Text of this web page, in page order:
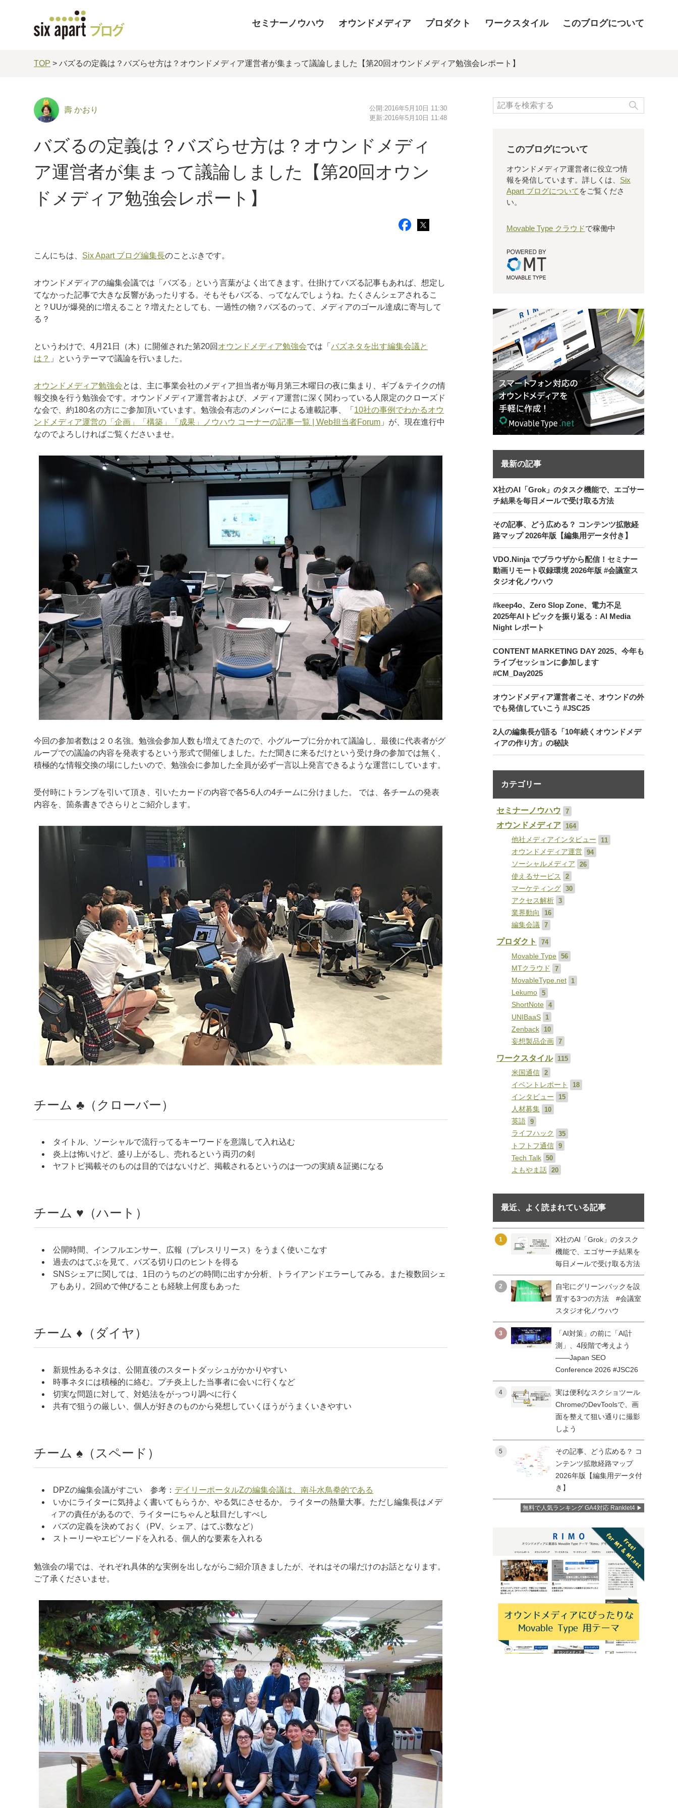
セミナーノウハウ オウンドメディア プロダクト ワークスタイル このブログについて
TOP > バズるの定義は？バズらせ方は？オウンドメディア運営者が集まって議論しました【第20回オウンドメディア勉強会レポート】
壽 かおり 公開:2016年5月10日 11:30
更新:2016年5月10日 11:48
バズるの定義は？バズらせ方は？オウンドメディ
ア運営者が集まって議論しました【第20回オウン
ドメディア勉強会レポート】
こんにちは、 Six Apart ブログ編集長のことぶきです。
オウンドメディアの編集会議では「バズる」という言葉がよく出てきます。仕掛けてバズる記事もあれば、想定し
てなかった記事で大きな反響があったりする。そもそもバズる、ってなんでしょうね。たくさんシェアされるこ
と？UUが爆発的に増えること？増えたとしても、一過性の物？バズるのって、メディアのゴール達成に寄与して
る？
というわけで、4月21日（木）に開催された第20回 オウンドメディア勉強会では「バズネタを出す編集会議と
は？ 」というテーマで議論を行いました。
オウンドメディア勉強会とは、主に事業会社のメディア担当者が毎月第三木曜日の夜に集まり、ギブ＆テイクの情
報交換を行う勉強会です。オウンドメディア運営者および、メディア運営に深く関わっている人限定のクローズド
な会で、約180名の方にご参加頂いています。勉強会有志のメンバーによる連載記事、「 10社の事例でわかるオウ
ンドメディア運営の「企画」「構築」「成果」ノウハウ コーナーの記事一覧 | Web担当者Forum 」が、現在進行中
なのでよろしければご覧くださいませ。
今回の参加者数は２０名強。勉強会参加人数も増えてきたので、小グループに分かれて議論し、最後に代表者がグ
ループでの議論の内容を発表するという形式で開催しました。ただ聞きに来るだけという受け身の参加では無く、
積極的な情報交換の場にしたいので、勉強会に参加した全員が必ず一言以上発言できるような運営にしています。
受付時にトランプを引いて頂き、引いたカードの内容で各5-6人の4チームに分けました。 では、各チームの発表
内容を、箇条書きでさらりとご紹介します。
チーム ♣（クローバー）
タイトル、ソーシャルで流行ってるキーワードを意識して入れ込む
炎上は怖いけど、盛り上がるし、売れるという両刃の剣
ヤフトピ掲載そのものは目的ではないけど、掲載されるというのは一つの実績＆証拠になる
チーム ♥（ハート）
公開時間、インフルエンサー、広報（プレスリリース）をうまく使いこなす
過去のはてぶを見て、バズる切り口のヒントを得る
SNSシェアに関しては、1日のうちのどの時間に出すか分析、トライアンドエラーしてみる。また複数回シェ
アもあり。2回めで伸びることも経験上何度もあった
チーム ♦（ダイヤ）
新規性あるネタは、公開直後のスタートダッシュがかかりやすい
時事ネタには積極的に絡む。プチ炎上した当事者に会いに行くなど
切実な問題に対して、対処法をがっつり調べに行く
共有で狙うの厳しい、個人が好きのものから発想していくほうがうまくいきやすい
チーム ♠（スペード）
DPZの編集会議がすごい 参考： デイリーポータルZの編集会議は、南斗水鳥拳的である
いかにライターに気持よく書いてもらうか、やる気にさせるか。 ライターの熱量大事。ただし編集長はメデ
ィアの責任があるので、ライターにちゃんと駄目だしすべし
バズの定義を決めておく（PV、シェア、はてぶ数など）
ストーリーやエピソードを入れる、個人的な要素を入れる
勉強会の場では、それぞれ具体的な実例を出しながらご紹介頂きましたが、それはその場だけのお話となります。
ご了承くださいませ。
このブログについて
オウンドメディア運営者に役立つ情
報を発信しています。詳しくは、 Six
Apart ブログについて をご覧くださ
い。
Movable Type クラウドで稼働中
最新の記事
X社のAI「Grok」のタスク機能で、エゴサー
チ結果を毎日メールで受け取る方法
その記事、どう広める？ コンテンツ拡散経
路マップ 2026年版【編集用データ付き】
VDO.Ninja でブラウザから配信！セミナー
動画リモート収録環境 2026年版 #会議室ス
タジオ化ノウハウ
#keep4o、Zero Slop Zone、電力不足
2025年AIトピックを振り返る：AI Media
Night レポート
CONTENT MARKETING DAY 2025、今年も
ライブセッションに参加します
#CM_Day2025
オウンドメディア運営者こそ、オウンドの外
でも発信していこう #JSC25
2人の編集長が語る「10年続くオウンドメデ
ィアの作り方」の秘訣
カテゴリー
セミナーノウハウ 7
オウンドメディア
164
他社メディアインタビュー
11
オウンドメディア運営
94
ソーシャルメディア
26
使えるサービス
2
マーケティング
30
アクセス解析
3
業界動向
16
編集会議
7
プロダクト
74
Movable Type
56
MTクラウド
7
MovableType.net
1
Lekumo
5
ShortNote
4
UNIBaaS
1
Zenback
10
妄想製品企画
7
ワークスタイル
115
米国通信
2
イベントレポート
18
インタビュー
15
人材募集
10
英語
9
ライフハック
35
トフトフ通信
9
Tech Talk
50
よもやま話
20
最近、よく読まれている記事
1
X社のAI「Grok」のタスク
機能で、エゴサーチ結果を
毎日メールで受け取る方法
2
自宅にグリーンバックを設
置する3つの方法 #会議室
スタジオ化ノウハウ
3
「AI対策」の前に「AI計
測」、4段階で考えよう
——Japan SEO
Conference 2026 #JSC26
4
実は便利なスクショツール
ChromeのDevToolsで、画
面を整えて狙い通りに撮影
しよう
5
その記事、どう広める？ コ
ンテンツ拡散経路マップ
2026年版【編集用データ付
き】
無料で人気ランキング GA4対応 Ranklet4